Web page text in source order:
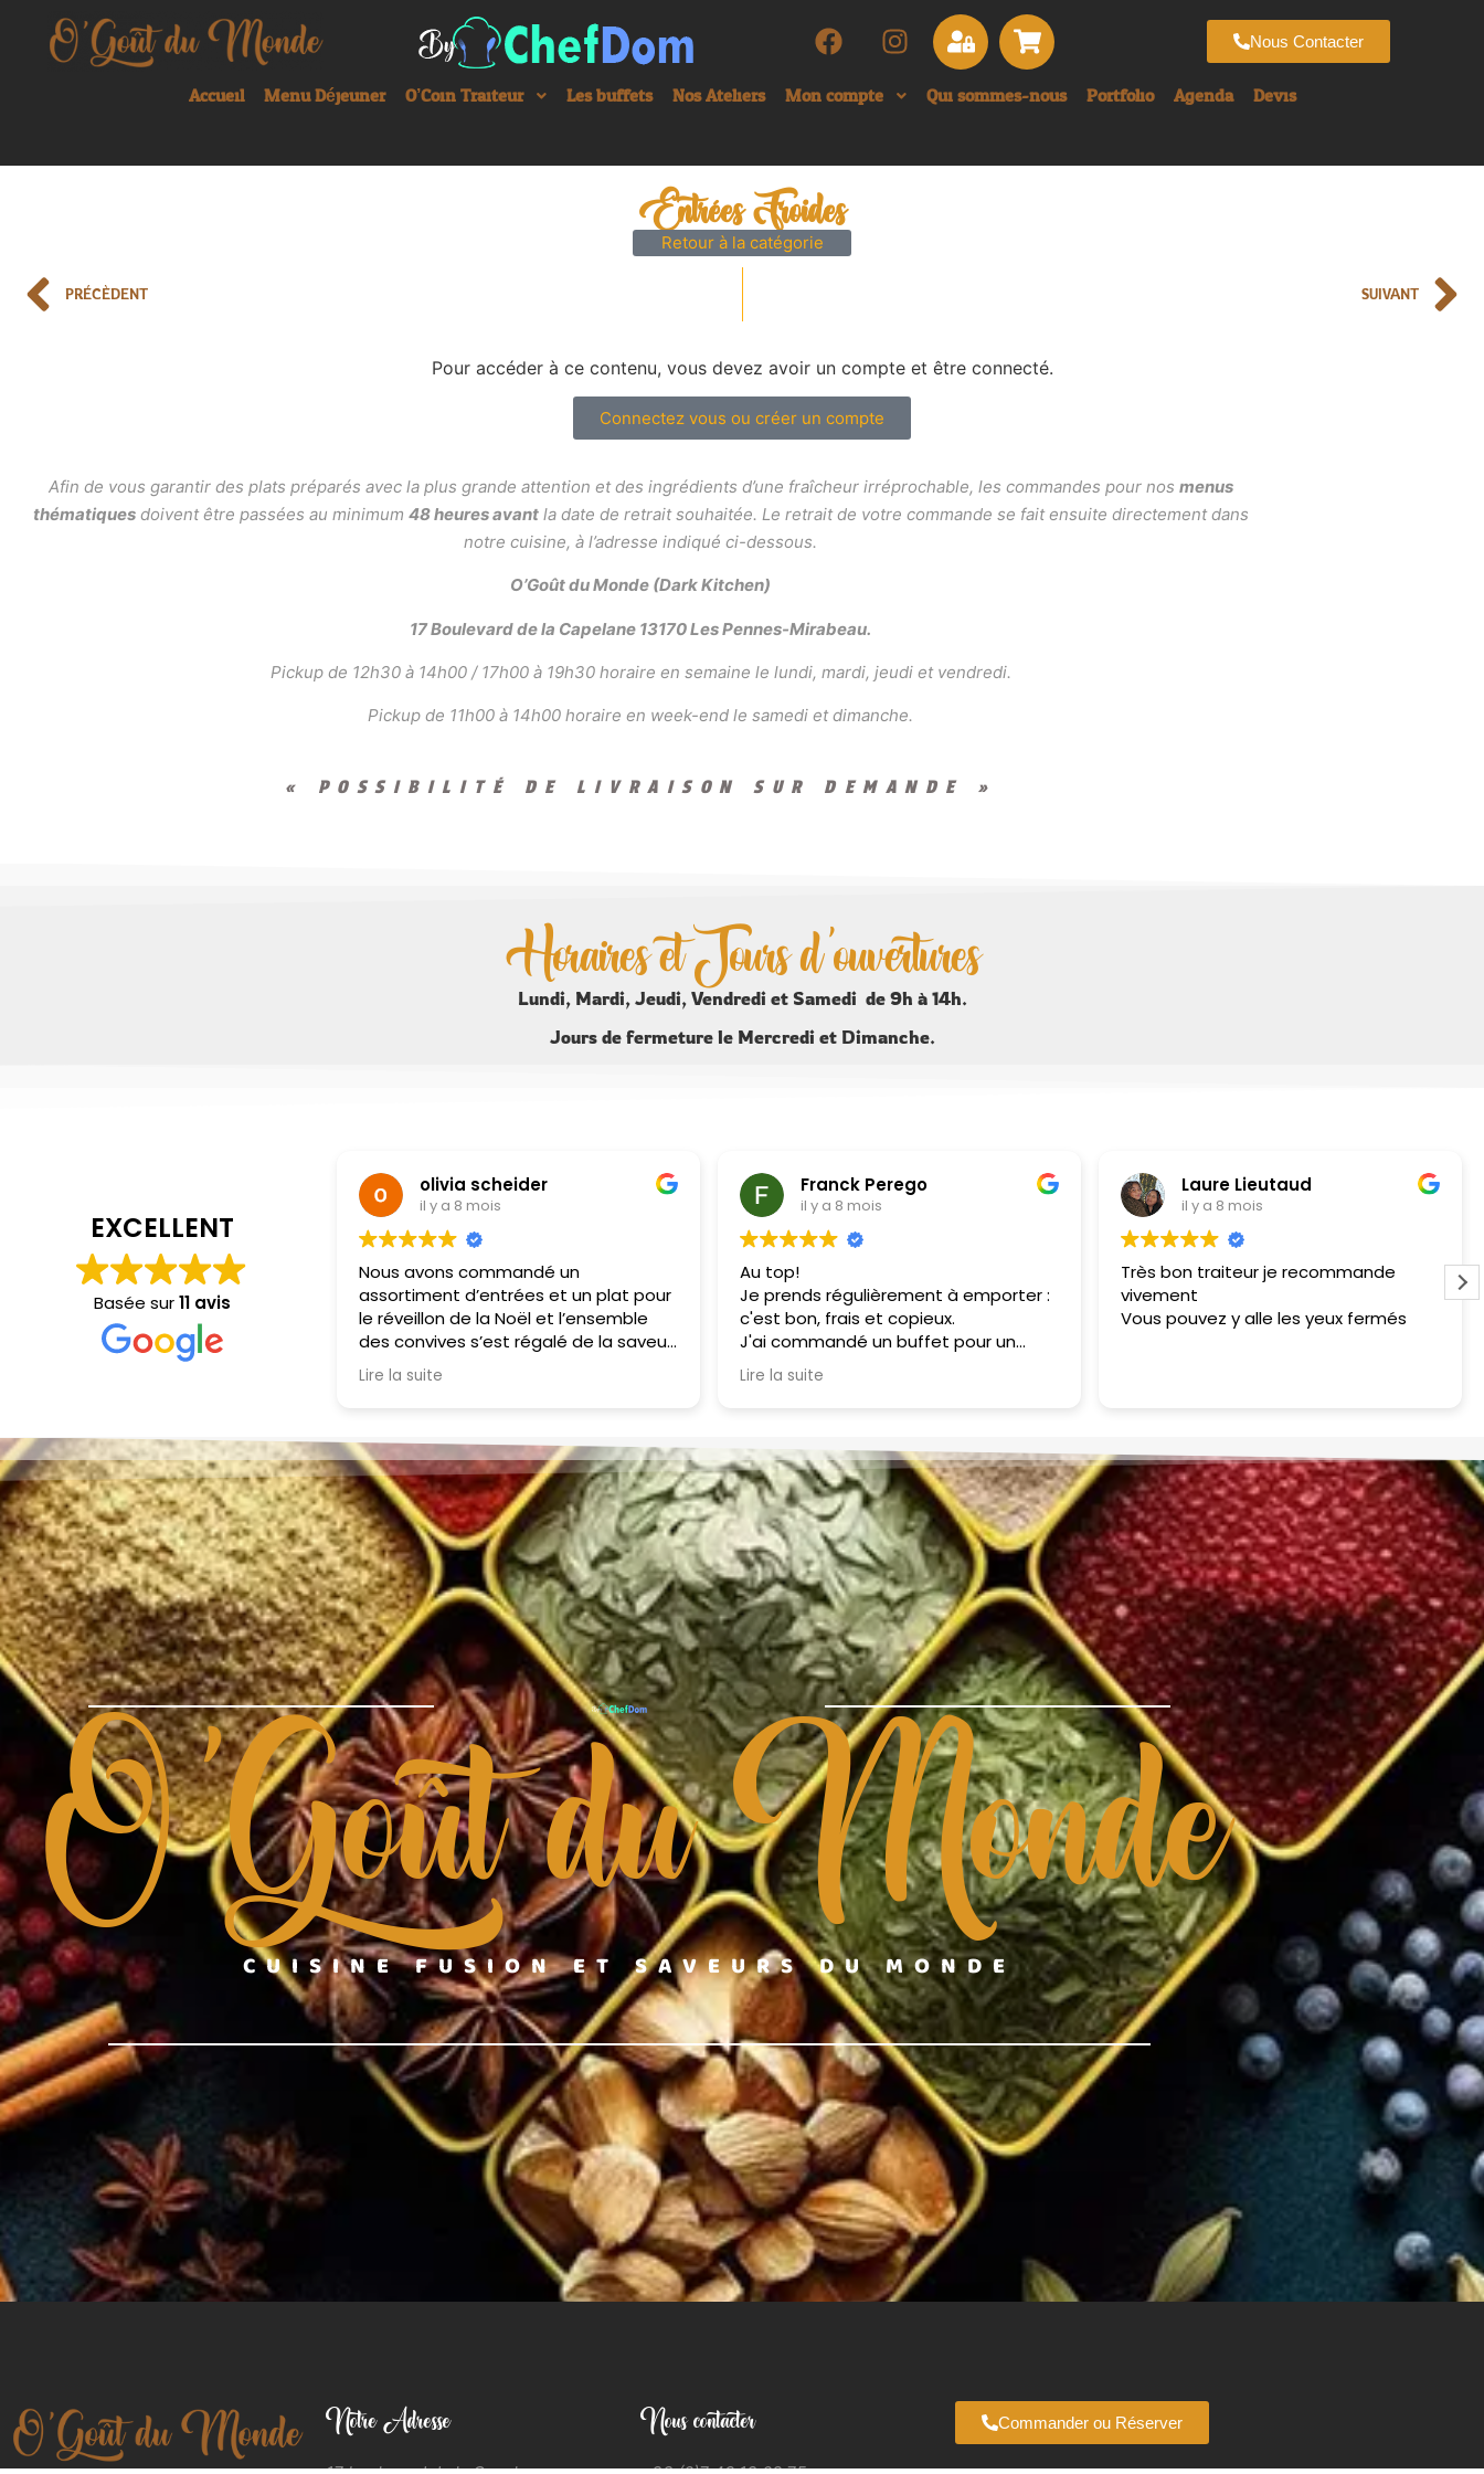
Nous Contacter
Accueil Menu Déjeuner O’Coin Traiteur Les buffets Nos Ateliers Mon compte Qui sommes-nous Portfolio Agenda Devis
Entrées Froides
Retour à la catégorie
PRÉCÈDENT SUIVANT
Pour accéder à ce contenu, vous devez avoir un compte et être connecté.
Connectez vous ou créer un compte
Afin de vous garantir des plats préparés avec la plus grande attention et des ingrédients d’une fraîcheur irréprochable, les commandes pour nos menus
thématiquesdoivent être passées au minimum 48 heures avantla date de retrait souhaitée. Le retrait de votre commande se fait ensuite directement dans
notre cuisine, à l’adresse indiqué ci-dessous.
O’Goût du Monde (Dark Kitchen)
17 Boulevard de la Capelane 13170 Les Pennes-Mirabeau.
Pickup de 12h30 à 14h00 / 17h00 à 19h30 horaire en semaine le lundi, mardi, jeudi et vendredi.
Pickup de 11h00 à 14h00 horaire en week-end le samedi et dimanche.
« POSSIBILITÉ DE LIVRAISON SUR DEMANDE »
Horaires et Jours d'ouvertures
Lundi, Mardi, Jeudi, Vendredi et Samedi de 9h à 14h.
Jours de fermeture le Mercredi et Dimanche.
EXCELLENT
Basée sur11 avis
olivia scheider
il y a 8 mois
Nous avons commandé un
assortiment d’entrées et un plat pour
le réveillon de la Noël et l’ensemble
des convives s’est régalé de la saveur
et de la subtilité des mets! Les
portions sont généreuses. Un régal !
Lire la suite
Franck Perego
il y a 8 mois
Au top!
Je prends régulièrement à emporter :
c'est bon, frais et copieux.
J'ai commandé un buffet pour un
anniversaire : tout le monde a
apprécié.
Merci
Lire la suite
Laure Lieutaud
il y a 8 mois
Très bon traiteur je recommande
vivement
Vous pouvez y alle les yeux fermés
O'Goût du Monde
CUISINE FUSION ET SAVEURS DU MONDE
Notre Adresse Nous contacter Commander ou Réserver